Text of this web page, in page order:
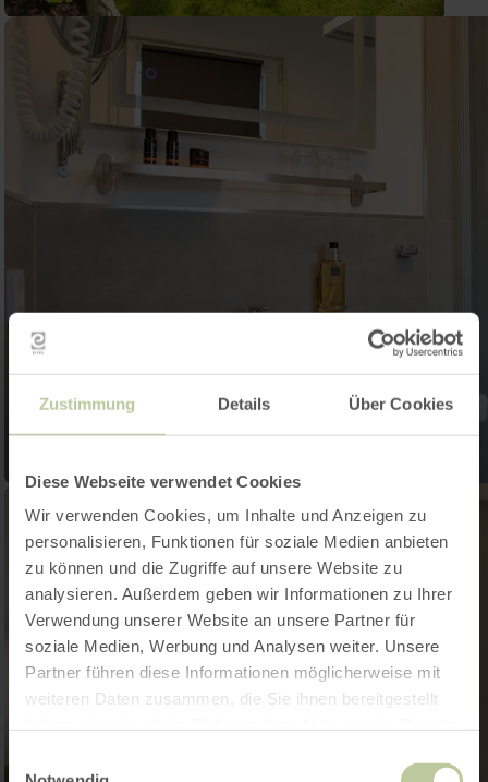
Zustimmung Details Über Cookies
Diese Webseite verwendet Cookies
Wir verwenden Cookies, um Inhalte und Anzeigen zu
personalisieren, Funktionen für soziale Medien anbieten
zu können und die Zugriffe auf unsere Website zu
analysieren. Außerdem geben wir Informationen zu Ihrer
Verwendung unserer Website an unsere Partner für
soziale Medien, Werbung und Analysen weiter. Unsere
Partner führen diese Informationen möglicherweise mit
weiteren Daten zusammen, die Sie ihnen bereitgestellt